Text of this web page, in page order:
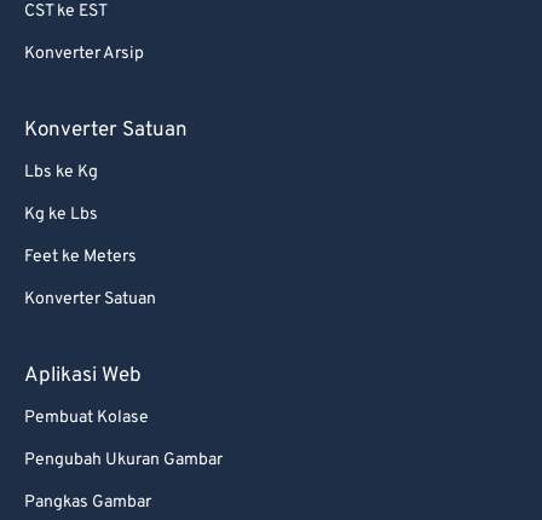
CST ke EST
Konverter Arsip
Konverter Satuan
Lbs ke Kg
Kg ke Lbs
Feet ke Meters
Konverter Satuan
Aplikasi Web
Pembuat Kolase
Pengubah Ukuran Gambar
Pangkas Gambar